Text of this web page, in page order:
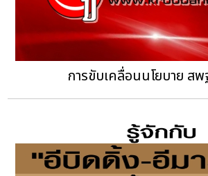
การขับเคลื่อนนโยบาย สพ